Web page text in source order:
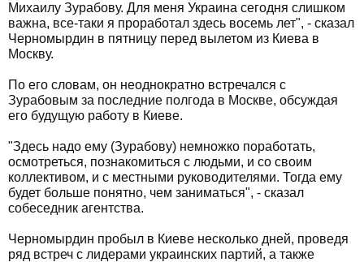
Михаилу Зурабову. Для меня Украина сегодня слишком
важна, все-таки я проработал здесь восемь лет", - сказал
Черномырдин в пятницу перед вылетом из Киева в
Москву.
По его словам, он неоднократно встречался с
Зурабовым за последние полгода в Москве, обсуждая
его будущую работу в Киеве.
"Здесь надо ему (Зурабову) немножко поработать,
осмотреться, познакомиться с людьми, и со своим
коллективом, и с местными руководителями. Тогда ему
будет больше понятно, чем заниматься", - сказал
собеседник агентства.
Черномырдин пробыл в Киеве несколько дней, проведя
ряд встреч с лидерами украинских партий, а также